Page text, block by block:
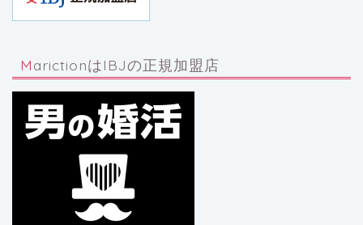
MarictionはIBJの正規加盟店